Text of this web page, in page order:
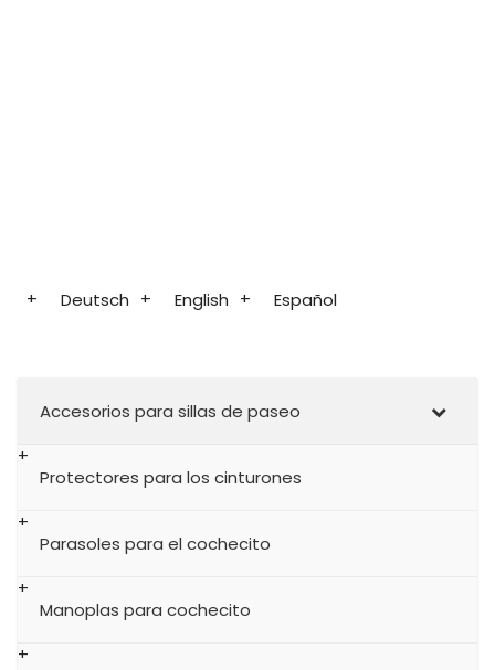
Deutsch English Español
Accesorios para sillas de paseo
Protectores para los cinturones
Parasoles para el cochecito
Manoplas para cochecito